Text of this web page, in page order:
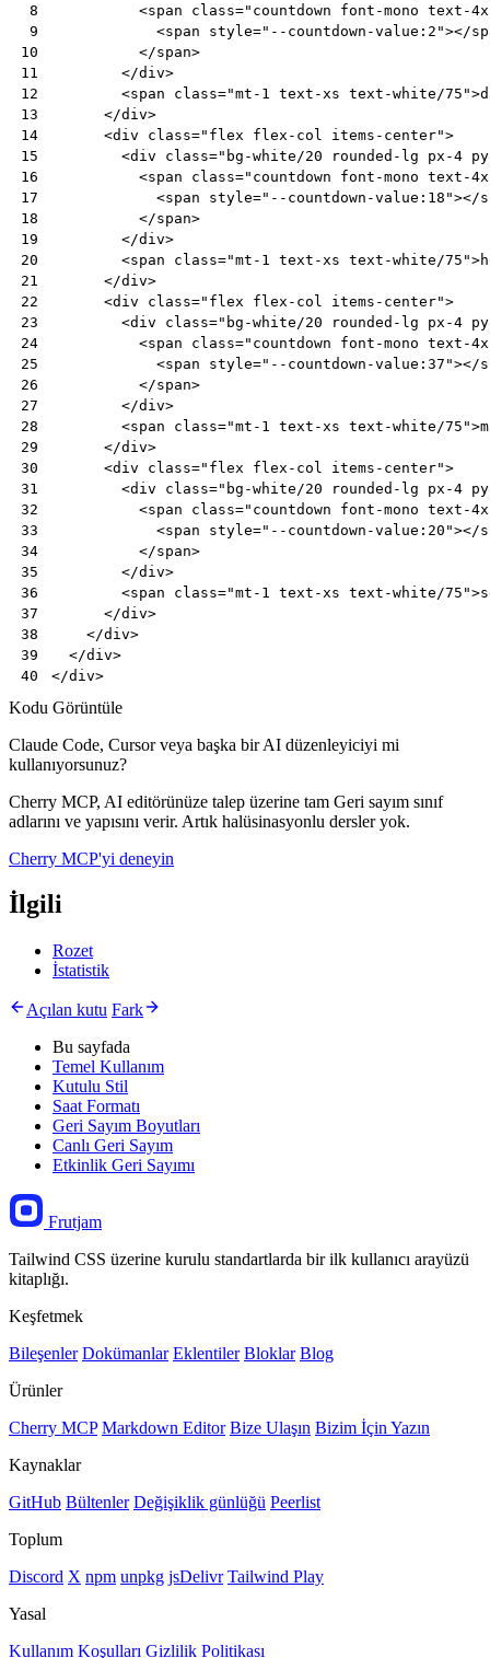
8
9
10
11
12
13
14
15
16
17
18
19
20
21
22
23
24
25
26
27
28
29
30
31
32
33
34
35
36
37
38
39
40
<span class="countdown font-mono
<span style="--countdown-value:2"></
</span>
</div>
<span class="mt-1 text-xs text-white/75">
</div>
<div class="flex flex-col items-center">
<div class="bg-white/20 rounded-lg px-4
<span class="countdown font-mono
<span style="--countdown-value:18"></
</span>
</div>
<span class="mt-1 text-xs text-white/75">
</div>
<div class="flex flex-col items-center">
<div class="bg-white/20 rounded-lg px-4
<span class="countdown font-mono
<span style="--countdown-value:37"></
</span>
</div>
<span class="mt-1 text-xs text-white/75">
</div>
<div class="flex flex-col items-center">
<div class="bg-white/20 rounded-lg px-4
<span class="countdown font-mono
<span style="--countdown-value:20"></
</span>
</div>
<span class="mt-1 text-xs text-white/75">
</div>
</div>
</div>
</div>
Kodu Görüntüle
Claude Code, Cursor veya başka bir AI düzenleyiciyi mi
kullanıyorsunuz?
Cherry MCP, AI editörünüze talep üzerine tam Geri sayım sınıf
adlarını ve yapısını verir. Artık halüsinasyonlu dersler yok.
Cherry MCP'yi deneyin
İlgili
Rozet
İstatistik
Açılan kutu Fark
Bu sayfada
Temel Kullanım
Kutulu Stil
Saat Formatı
Geri Sayım Boyutları
Canlı Geri Sayım
Etkinlik Geri Sayımı
Frutjam
Tailwind CSS üzerine kurulu standartlarda bir ilk kullanıcı arayüzü
kitaplığı.
Keşfetmek
Bileşenler Dokümanlar Eklentiler Bloklar Blog
Ürünler
Cherry MCP Markdown Editor Bize Ulaşın Bizim İçin Yazın
Kaynaklar
GitHub Bültenler Değişiklik günlüğü Peerlist
Toplum
Discord X npm unpkg jsDelivr Tailwind Play
Yasal
Kullanım Koşulları Gizlilik Politikası